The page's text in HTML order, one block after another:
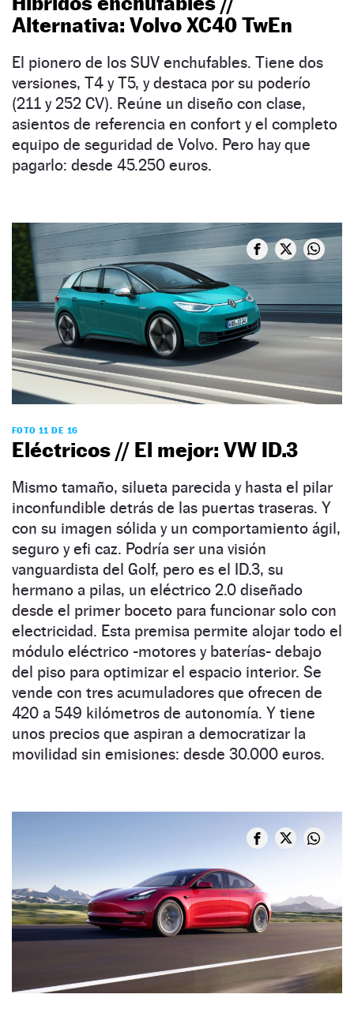
Alternativa: Volvo XC40 TwEn
El pionero de los SUV enchufables. Tiene dos
versiones, T4 y T5, y destaca por su poderío
(211 y 252 CV). Reúne un diseño con clase,
asientos de referencia en confort y el completo
equipo de seguridad de Volvo. Pero hay que
pagarlo: desde 45.250 euros.
FOTO 11 DE 16
Eléctricos // El mejor: VW ID.3
Mismo tamaño, silueta parecida y hasta el pilar
inconfundible detrás de las puertas traseras. Y
con su imagen sólida y un comportamiento ágil,
seguro y efi caz. Podría ser una visión
vanguardista del Golf, pero es el ID.3, su
hermano a pilas, un eléctrico 2.0 diseñado
desde el primer boceto para funcionar solo con
electricidad. Esta premisa permite alojar todo el
módulo eléctrico -motores y baterías- debajo
del piso para optimizar el espacio interior. Se
vende con tres acumuladores que ofrecen de
420 a 549 kilómetros de autonomía. Y tiene
unos precios que aspiran a democratizar la
movilidad sin emisiones: desde 30.000 euros.